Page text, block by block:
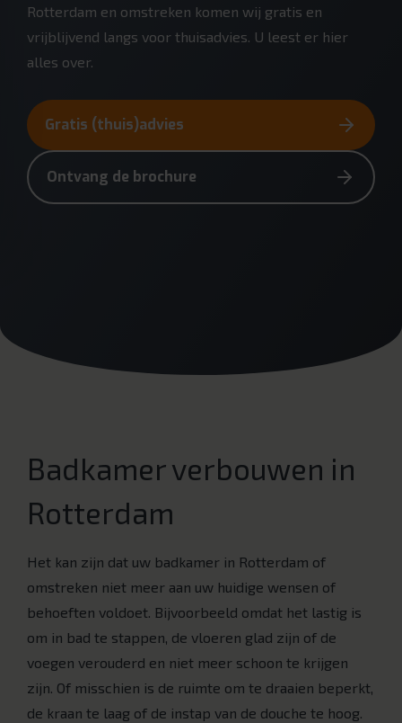
Rotterdam en omstreken komen wij gratis en
vrijblijvend langs voor thuisadvies. U leest er hier
alles over.
Gratis (thuis)advies
Ontvang de brochure
Badkamer verbouwen in
Rotterdam
Het kan zijn dat uw badkamer in Rotterdam of
omstreken niet meer aan uw huidige wensen of
behoeften voldoet. Bijvoorbeeld omdat het lastig is
om in bad te stappen, de vloeren glad zijn of de
voegen verouderd en niet meer schoon te krijgen
zijn. Of misschien is de ruimte om te draaien beperkt,
de kraan te laag of de instap van de douche te hoog.